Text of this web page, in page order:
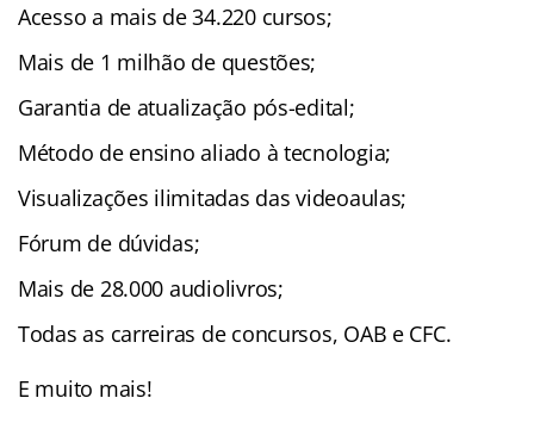
Acesso a mais de 34.220 cursos;
Mais de 1 milhão de questões;
Garantia de atualização pós-edital;
Método de ensino aliado à tecnologia;
Visualizações ilimitadas das videoaulas;
Fórum de dúvidas;
Mais de 28.000 audiolivros;
Todas as carreiras de concursos, OAB e CFC.
E muito mais!